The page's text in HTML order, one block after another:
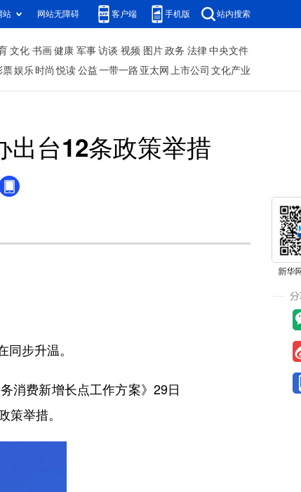
站 网站无障碍 客户端 手机版 站内搜索
文化 书画 健康 军事 访谈 视频 图片 政务 法律 中央文件
票娱乐 时尚 悦读 公益 一带一路 亚太网 上市公司 文化产业
出台12条政策举措
步升温。
消费新增长点工作方案》29日
策举措。